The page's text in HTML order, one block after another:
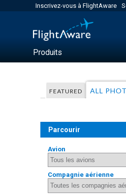
Inscrivez-vous à FlightAware
Produits
FEATURED ALL
Parcourir
Avion
Compagnie aérienne